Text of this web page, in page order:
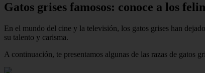
Gatos grises famosos: conoce a los
En el mundo del cine y la televisión, los gatos grises han
su talento y carisma.
A continuación, te presentamos algunas de las razas de gatos